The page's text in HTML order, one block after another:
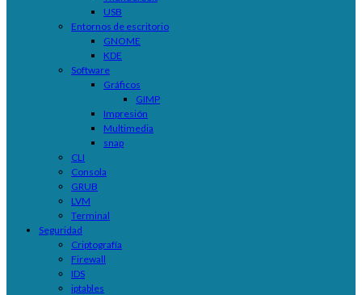
USB
Entornos de escritorio
GNOME
KDE
Software
Gráficos
GIMP
Impresión
Multimedia
snap
CLI
Consola
GRUB
LVM
Terminal
Seguridad
Criptografía
Firewall
IDS
iptables